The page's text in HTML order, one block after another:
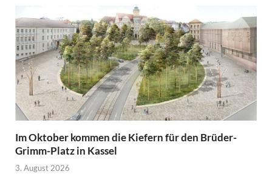
Im Oktober kommen die Kiefern für den Brüder-
Grimm-Platz in Kassel
3. August 2026